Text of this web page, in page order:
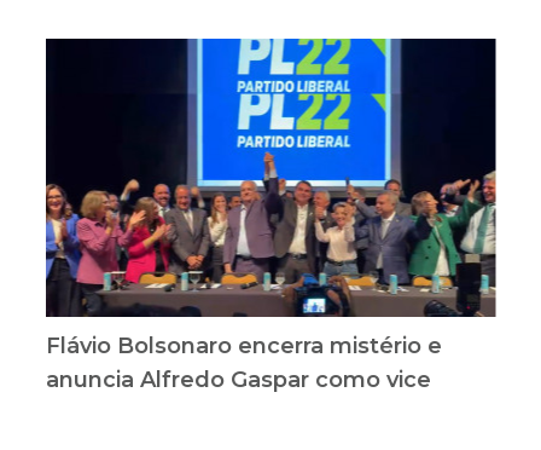
Flávio Bolsonaro encerra mistério e
anuncia Alfredo Gaspar como vice